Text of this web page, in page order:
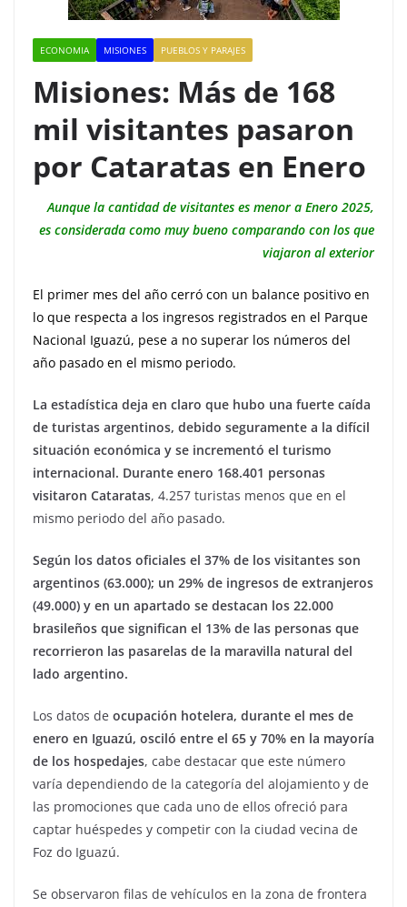
ECONOMIA MISIONES PUEBLOS Y PARAJES
Misiones: Más de 168
mil visitantes pasaron
por Cataratas en Enero
Aunque la cantidad de visitantes es menor a Enero 2025,
es considerada como muy bueno comparando con los que
viajaron al exterior
El primer mes del año cerró con un balance positivo en
lo que respecta a los ingresos registrados en el Parque
Nacional Iguazú, pese a no superar los números del
año pasado en el mismo periodo.
La estadística deja en claro que hubo una fuerte caída
de turistas argentinos, debido seguramente a la difícil
situación económica y se incrementó el turismo
internacional. Durante enero 168.401 personas
visitaron Cataratas, 4.257 turistas menos que en el
mismo periodo del año pasado.
Según los datos oficiales el 37% de los visitantes son
argentinos (63.000); un 29% de ingresos de extranjeros
(49.000) y en un apartado se destacan los 22.000
brasileños que significan el 13% de las personas que
recorrieron las pasarelas de la maravilla natural del
lado argentino.
Los datos de ocupación hotelera, durante el mes de
enero en Iguazú, osciló entre el 65 y 70% en la mayoría
de los hospedajes, cabe destacar que este número
varía dependiendo de la categoría del alojamiento y de
las promociones que cada uno de ellos ofreció para
captar huéspedes y competir con la ciudad vecina de
Foz do Iguazú.
Se observaron filas de vehículos en la zona de frontera